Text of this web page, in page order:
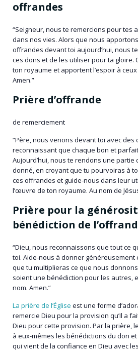
offrandes
“Seigneur, nous te remercions pour tes
dans nos vies. Alors que nous
offrandes devant toi aujourd’hui, nous
ces dons et de les utiliser pour ta gloire.
ton royaume et apportent l’espoir à
Amen.”
Prière d’offrande
de remerciement
“Père, nous venons devant toi avec
reconnaissant que chaque bon et
Aujourd’hui, nous te rendons une partie
donné, en croyant que tu pourvoiras à
ces offrandes et guide-nous dans leur
l’œuvre de ton royaume. Au nom de
Prière pour la
bénédiction de
“Dieu, nous reconnaissons que tout ce
toi. Aide-nous à donner généreusement
que tu multiplieras ce que nous
soient une bénédiction pour les autres,
nom. Amen.”
La prière de l’Église est une forme
remercie Dieu pour la provision qu’Il a
Dieu pour cette provision. Par la prière,
à eux-mêmes les bénédictions du don
qui vient de la confiance en Dieu avec